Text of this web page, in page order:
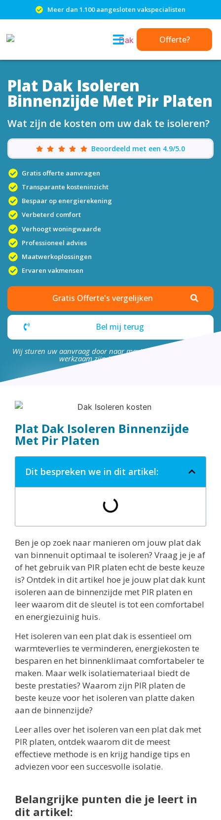
Meer dan 1.100 aangesloten vakspecialisten
Offerte?
Plat Dak Isoleren
Binnenzijde Met Pir Platen
Wat zijn de kosten om uw dak te isoleren?
Beoordeeld met een 4.9/5.0
Gratis offerte aanvragen
Transparante kosteninzicht
Bespaar op energierekening
Verbeterd comfort
Verhoogt woningwaarde
Professioneel advies
Maatwerkoplossingen
Ervaren vakmensen
Gratis Offerte's vergelijken
Bel mij terug
Wij sturen uw aanvraag door naar maximaal 4 bedrijven die
werkzaam zijn in uw omgeving.
Plat Dak Isoleren Binnenzijde
Met Pir Platen
Dit bespreken we in dit artikel:
Ben je op zoek naar manieren om jouw plat dak
van binnenuit optimaal te isoleren? Vraag je je af
of het gebruik van PIR platen echt de beste keuze
is? Ontdek in dit artikel hoe je jouw plat dak kunt
isoleren aan de binnenzijde met PIR platen en
leer waarom dit de sleutel is tot een comfortabel
en energiezuinig huis.
Het isoleren van een plat dak is essentieel om
warmteverlies te verminderen, energiekosten te
besparen en het binnenklimaat comfortabeler te
maken. Maar welk isolatiemateriaal biedt de
beste prestaties? Waarom zijn PIR platen de
beste keuze voor het isoleren van platte daken
aan de binnenzijde?
Leer alles over het isoleren van een plat dak met
PIR platen, ontdek waarom dit de meest
effectieve methode is en krijg handige tips en
adviezen voor een succesvolle isolatie.
Belangrijke punten die je leert in
dit artikel: